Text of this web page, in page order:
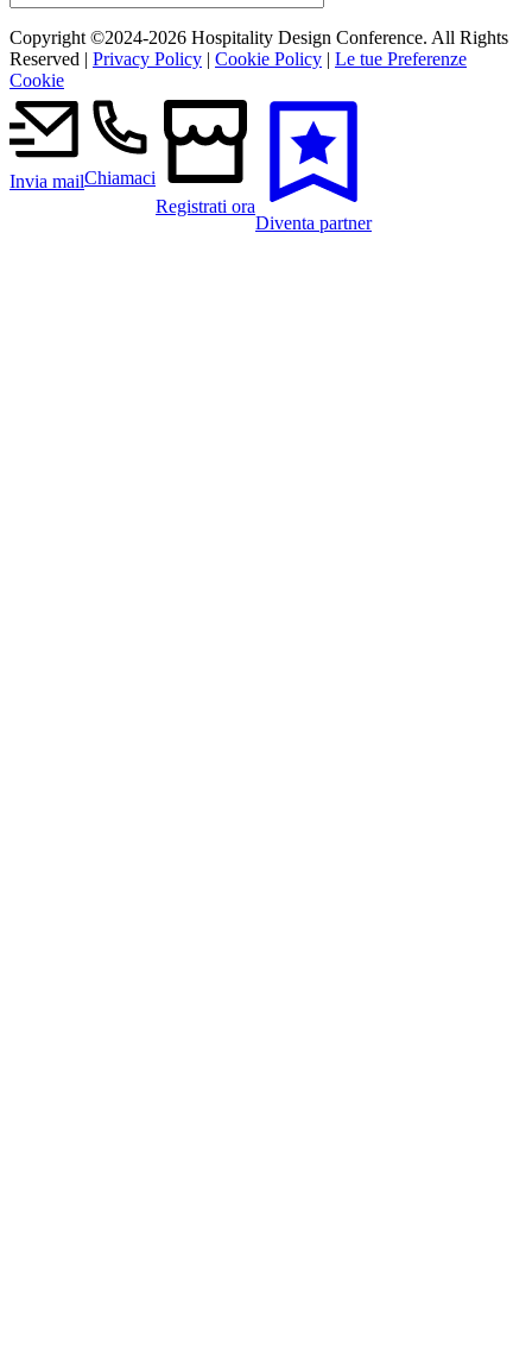
Copyright ©2024-2026 Hospitality Design Conference. All Rights
Reserved | Privacy Policy | Cookie Policy | Le tue Preferenze
Cookie
Invia mailChiamaci
Registrati ora
Diventa partner